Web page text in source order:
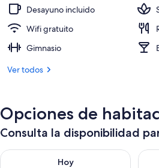
Desayuno incluido
Wifi gratuito
Gimnasio
Ver todos
Opciones de
Consulta la disponibilidad
Hoy
Consulta la disponibilidad para hoy